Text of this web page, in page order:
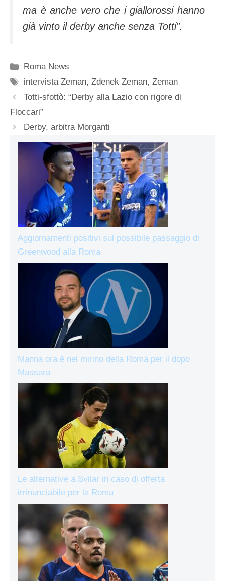
ma è anche vero che i giallorossi hanno
già vinto il derby anche senza Totti”.
Categorie
Roma News
Tag
intervista Zeman,Zdenek Zeman,Zeman
Totti-sfottò: “Derby alla Lazio con rigore di
Floccari”
Derby, arbitra Morganti
Aggiornamenti positivi sul possibile passaggio di
Greenwood alla Roma
Manna ora è nel mirino della Roma per il dopo
Massara
Le alternative a Svilar in caso di offerta
irrinunciabile per la Roma